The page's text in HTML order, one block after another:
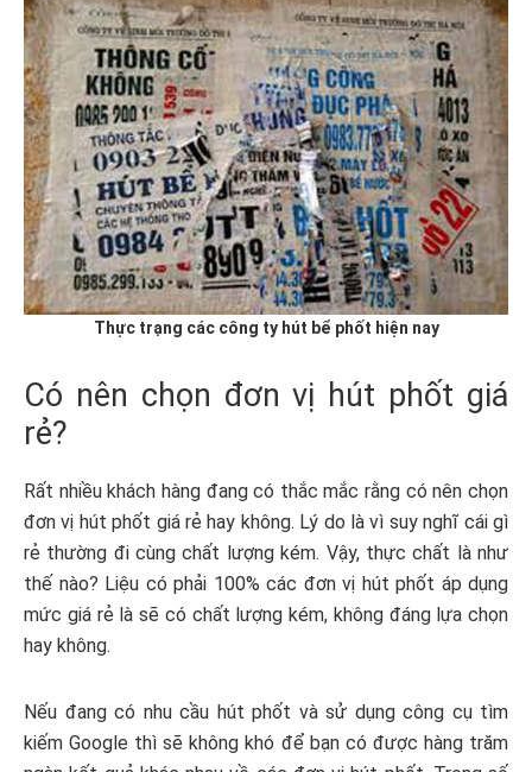
Thực trạng các công ty hút bể phốt hiện nay
Có nên chọn đơn vị hút phốt giá
rẻ?
Rất nhiều khách hàng đang có thắc mắc rằng có nên chọn
đơn vị hút phốt giá rẻ hay không. Lý do là vì suy nghĩ cái gì
rẻ thường đi cùng chất lượng kém. Vậy, thực chất là như
thế nào? Liệu có phải 100% các đơn vị hút phốt áp dụng
mức giá rẻ là sẽ có chất lượng kém, không đáng lựa chọn
hay không.
Nếu đang có nhu cầu hút phốt và sử dụng công cụ tìm
kiếm Google thì sẽ không khó để bạn có được hàng trăm